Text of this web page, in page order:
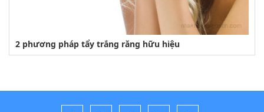
2 phương pháp tẩy trắng răng hữu hiệu